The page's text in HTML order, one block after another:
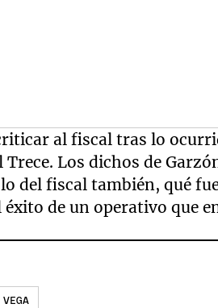
al fiscal tras lo
Los dichos de
del fiscal también, qué
de un operativo que